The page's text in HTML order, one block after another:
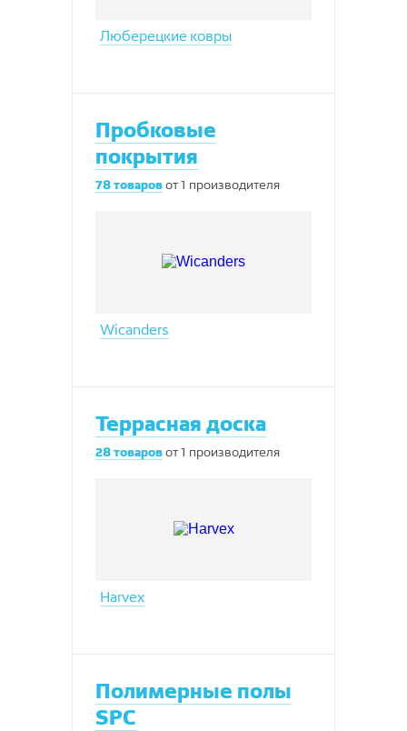
Люберецкие ковры
Пробковые
покрытия
78товаровот1 производителя
Wicanders
Террасная доска
28товаровот1 производителя
Harvex
Полимерные полы
SPC